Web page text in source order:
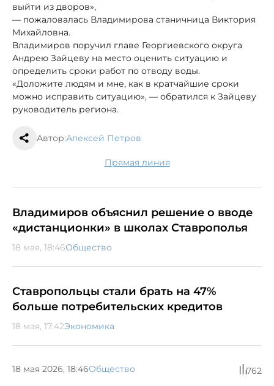
выйти из дворов»,
— пожаловалась Владимирова станичница Виктория
Михайловна.
Владимиров поручил главе Георгиевского округа
Андрею Зайцеву на место оценить ситуацию и
определить сроки работ по отводу воды.
«Доложите людям и мне, как в кратчайшие сроки
можно исправить ситуацию», — обратился к Зайцеву
руководитель региона.
Автор:Алексей Петров
Прямая линия
Владимиров объяснил решение о вводе
«дистанционки» в школах Ставрополья
18 мая, 18:46Общество
Ставропольцы стали брать на 47%
больше потребительских кредитов
18 мая, 17:42Экономика
18 мая 2026, 18:46Общество 762